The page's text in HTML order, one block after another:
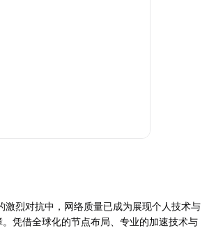
激烈对抗中，网络质量已成为展现个人技术与
凭借全球化的节点布局、专业的加速技术与